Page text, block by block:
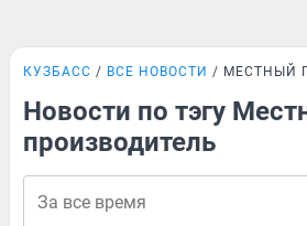
КУЗБАСС ВСЕ НОВОСТИ МЕСТНЫЙ
Новости по тэгу
производитель